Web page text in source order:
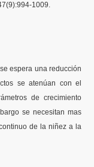
1009.
espera una reducción
se atenúan con el
de crecimiento
se necesitan mas
de la niñez a la